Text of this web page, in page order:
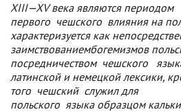
XIII—XV века являются периодом
первого чешского влияния на
характеризуется как
заимствованиембогемизмов
посредничеством чешского
латинской и немецкой лексики,
того чешский служил для
польского языка образцом